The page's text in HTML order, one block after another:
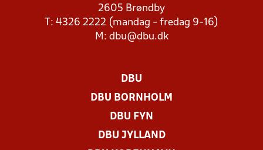
2605 Brøndby
T: 4326 2222 (mandag - fredag 9-16)
M: dbu@dbu.dk
DBU
DBU BORNHOLM
DBU FYN
DBU JYLLAND